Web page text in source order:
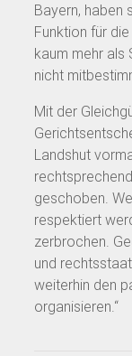
Bayern, haben
Funktion für
kaum mehr als
nicht
Mit der
Landshut
geschoben.
respektiert
zerbrochen.
und
weiterhin den
organisieren.“